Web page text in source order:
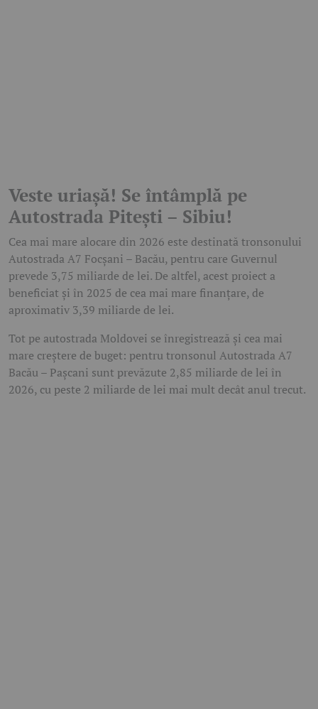
Veste uriașă! Se întâmplă pe
Autostrada Pitești – Sibiu!
Cea mai mare alocare din 2026 este destinată tronsonului
Autostrada A7 Focșani – Bacău, pentru care Guvernul
prevede 3,75 miliarde de lei. De altfel, acest proiect a
beneficiat și în 2025 de cea mai mare finanțare, de
aproximativ 3,39 miliarde de lei.
Tot pe autostrada Moldovei se înregistrează și cea mai
mare creștere de buget: pentru tronsonul Autostrada A7
Bacău – Pașcani sunt prevăzute 2,85 miliarde de lei în
2026, cu peste 2 miliarde de lei mai mult decât anul trecut.